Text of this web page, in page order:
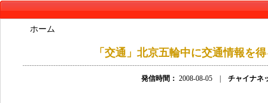
ホーム
「交通」 北京五輪中に交通情報を
発信時間： 2008-08-05 | チャイナネ